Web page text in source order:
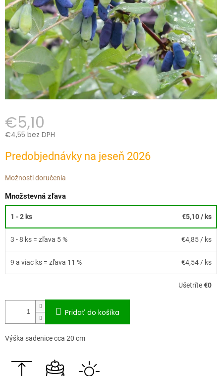
€5,10
€4,55 bez DPH
cena:
Predobjednávky na jeseň 2026
Možnosti doručenia
Množstevná zľava
1 - 2 ks €5,10/ ks
3 - 8 ks = zľava 5 % €4,85 / ks
9 a viac ks = zľava 11 % €4,54 / ks
Ušetríte€0
Pridať do košíka
Výška sadenice cca 20 cm